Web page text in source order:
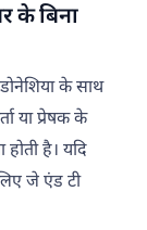
के बिना
के साथ
या प्रेषक के
है। यदि
जे एंड टी